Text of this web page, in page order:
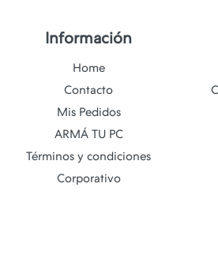
Información
Home
Contacto
Mis Pedidos
ARMÁ TU PC
Términos y condiciones
Corporativo